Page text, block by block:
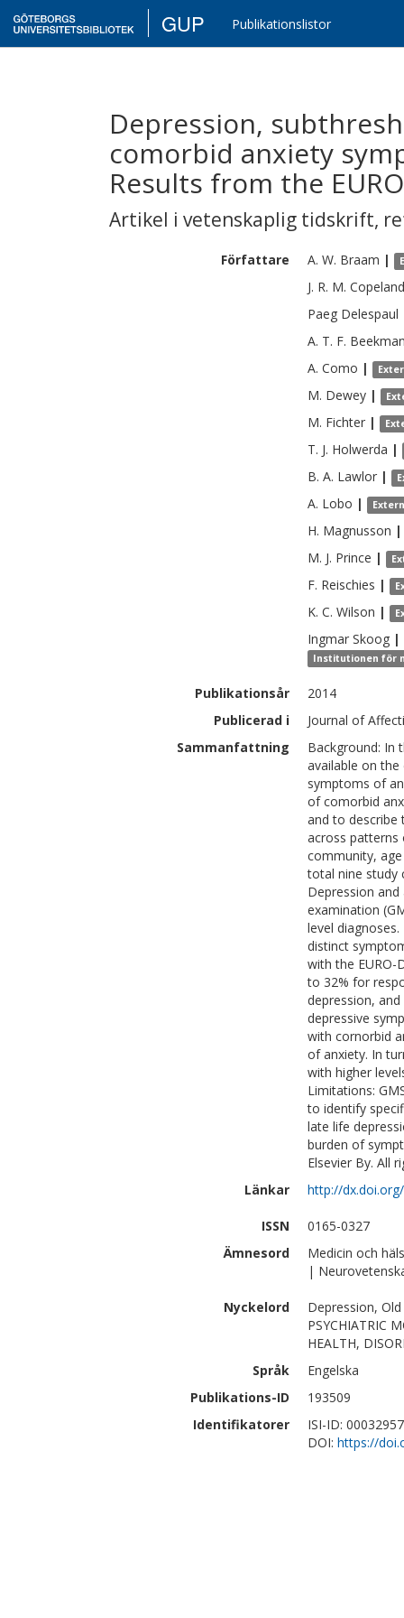
GUP Publikationslistor
Depression,
comorbid anxiety
Results from the
Artikel i vetenskaplig tidskrift,
Författare A. W. Braam |
J. R. M. Copeland
Paeg Delespaul
A. T. F.
A. Como |
M. Dewey |
M. Fichter |
T. J. Holwerda |
B. A. Lawlor |
A. Lobo |
H. Magnusson |
M. J. Prince |
F. Reischies |
K. C. Wilson |
Ingmar Skoog |
Institutionen för
Publikationsår
2014
Publicerad i
Journal of
Sammanfattning
Background: In
available on
symptoms of
of comorbid
and to describe
across patterns
community,
total nine study
Depression
examination
level
distinct
with the EURO-
to 32% for
depression,
depressive
with cornorbid
of anxiety. In
with higher
Limitations:
to identify
late life
burden of
Elsevier By. All
Länkar
http://
ISSN
0165-0327
Ämnesord
Medicin och
|
Nyckelord
Depression,
PSYCHIATRIC
HEALTH,
Språk
Engelska
Publikations-ID
193509
Identifikatorer
ISI-ID:
DOI: https://